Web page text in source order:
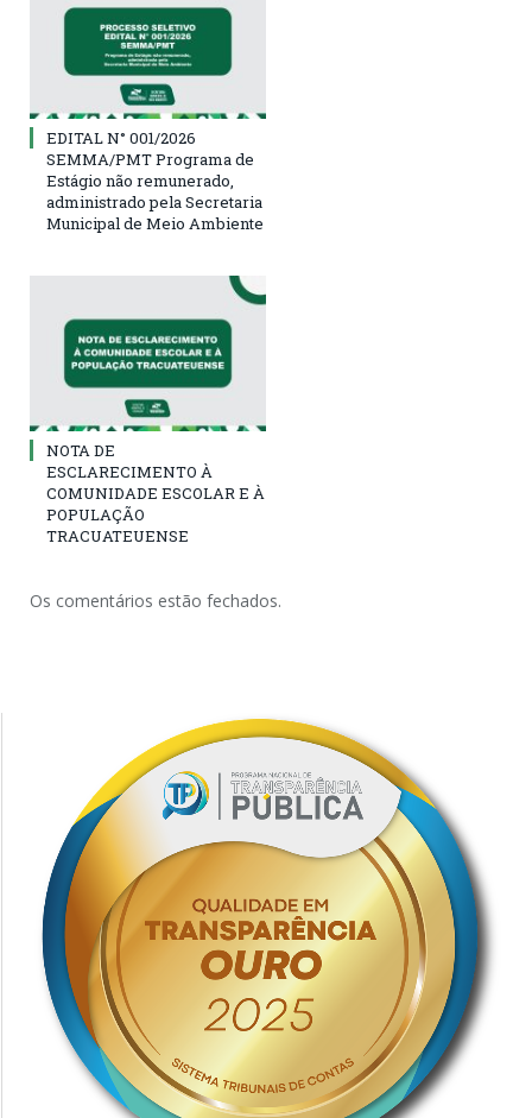
EDITAL N° 001/2026
SEMMA/PMT Programa de
Estágio não remunerado,
administrado pela Secretaria
Municipal de Meio Ambiente
NOTA DE
ESCLARECIMENTO À
COMUNIDADE ESCOLAR E À
POPULAÇÃO
TRACUATEUENSE
Os comentários estão fechados.